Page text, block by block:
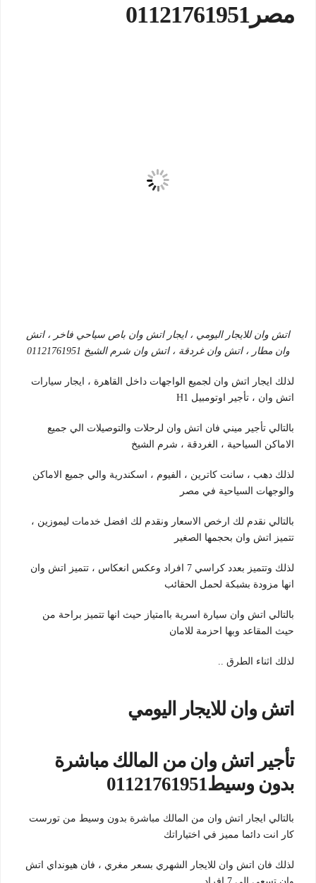
مصر01121761951
اتش وان للايجار اليومي ، ايجار اتش وان باص سياحي فاخر ، اتش
وان مطار ، اتش وان غردقة ، اتش وان شرم الشيخ 01121761951
لذلك ايجار اتش وان لجميع الواجهات داخل القاهرة ، ايجار سيارات
اتش وان ، تأجير اوتومبيل H1
بالتالي تأجير ميني فان اتش وان لرحلات والتوصيلات الي جميع
الاماكن السياحية ، الغردقة ، شرم الشيخ
لذلك دهب ، سانت كاترين ، الفيوم ، اسكندرية والي جميع الاماكن
والوجهات السياحية في مصر
بالتالي نقدم لك ارخص الاسعار ونقدم لك افضل خدمات ليموزين ،
تتميز اتش وان بحجمها الصغير
لذلك وتتميز بعدد كراسي 7 افراد وعكس انعكاس ، تتميز اتش وان
انها مزودة بشبكة لحمل الحقائب
بالتالي اتش وان سيارة اسرية باامتياز حيث انها تتميز براحة من
حيث المقاعد وبها احزمة للامان
لذلك اثناء الطرق ..
اتش وان للايجار اليومي
تأجير اتش وان من المالك مباشرة
بدون وسيط01121761951
بالتالي ايجار اتش وان من المالك مباشرة بدون وسيط من تورست
كار انت دائما مميز في اختياراتك
لذلك فان اتش وان للايجار الشهري بسعر مغري ، فان هيونداي اتش